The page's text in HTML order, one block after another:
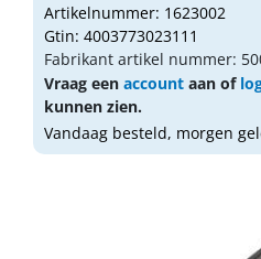
Artikelnummer: 1623002
Gtin: 4003773023111
Fabrikant artikel nummer:
Vraag een account aan of
kunnen zien.
Vandaag besteld, morgen